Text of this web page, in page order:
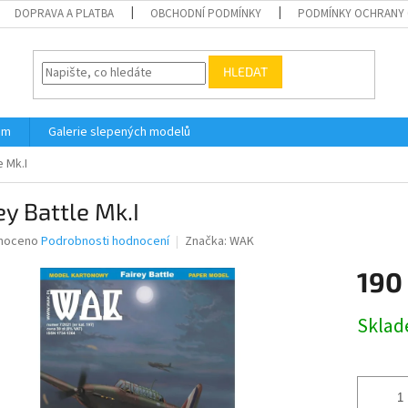
DOPRAVA A PLATBA OBCHODNÍ PODMÍNKY PODMÍNKY OCHRANY
HLEDAT
Galerie slepených modelů
Mk.I
Battle Mk.I
Podrobnosti hodnocení Značka: WAK
190
cena: